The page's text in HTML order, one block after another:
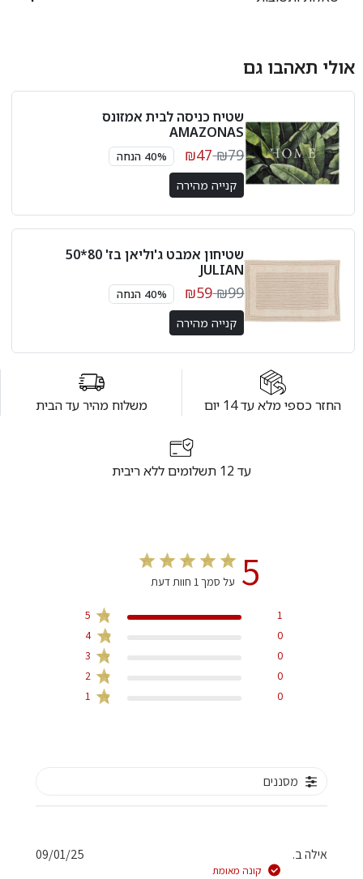
אולי תאהבו גם
שטיח כניסה לבית אמזונס
AMAZONAS
₪79
₪47 40% הנחה
קנייה מהירה
שטיחון אמבט ג'וליאן בז' 80*50
JULIAN
₪99
₪59 40% הנחה
קנייה מהירה
החזר כספי מלא עד 14 יום משלוח מהיר עד הבית
עד 12 תשלומים ללא ריבית
5 על סמך 1 חוות דעת
5
1
4
0
3
0
2
0
1
0
מסננים
אילה ב.
קונה מאומת
תאריך09/01/25